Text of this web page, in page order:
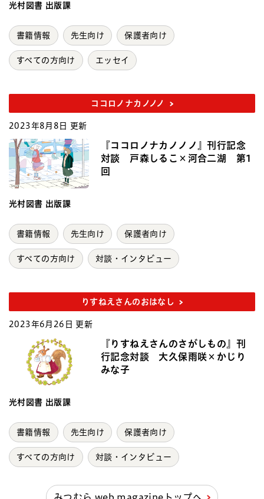
光村図書 出版課
書籍情報 先生向け 保護者向け
すべての方向け エッセイ
ココロノナカノノノ
2023年8月8日 更新
『ココロノナカノノノ』刊行記念
対談 戸森しるこ×河合二湖 第1
回
光村図書 出版課
書籍情報 先生向け 保護者向け
すべての方向け 対談・インタビュー
りすねえさんのおはなし
2023年6月26日 更新
『りすねえさんのさがしもの』刊
行記念対談 大久保雨咲×かじり
みな子
光村図書 出版課
書籍情報 先生向け 保護者向け
すべての方向け 対談・インタビュー